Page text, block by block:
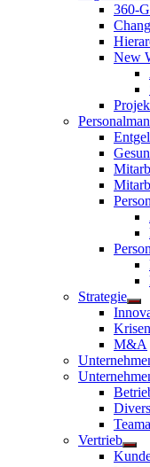
360-
New
Strategie
M&A
Vertrieb